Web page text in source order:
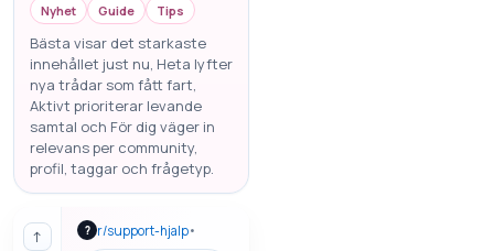
Nyhet Guide Tips
Bästa visar det starkaste
innehållet just nu, Heta lyfter
nya trådar som fått fart,
Aktivt prioriterar levande
samtal och För dig väger in
relevans per community,
profil, taggar och frågetyp.
↑ ? r/support-hjalp•